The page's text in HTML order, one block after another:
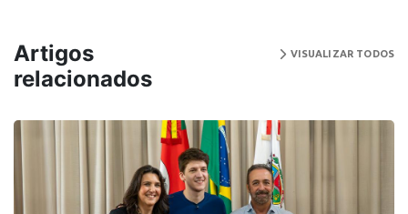
Artigos
relacionados
VISUALIZAR TODOS